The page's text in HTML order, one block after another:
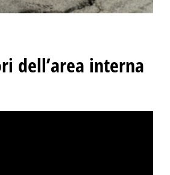
dell’area interna